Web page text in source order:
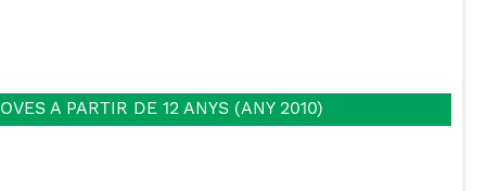
A PARTIR DE 12 ANYS (ANY 2010)